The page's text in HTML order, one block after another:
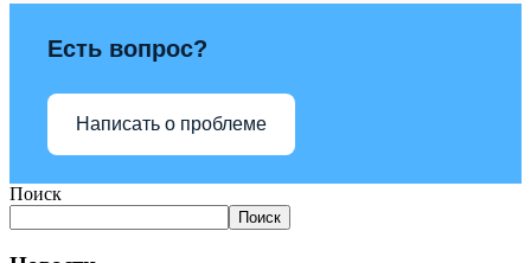
Есть вопрос?
Написать о проблеме
Поиск
Поиск